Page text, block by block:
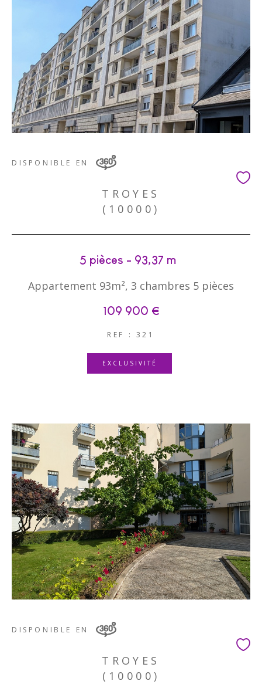
DISPONIBLE EN
TROYES
(10000)
5 pièces - 93,37 m²
Appartement 93m², 3 chambres 5 pièces
109 900 €
REF : 321
EXCLUSIVITÉ
DISPONIBLE EN
TROYES
(10000)